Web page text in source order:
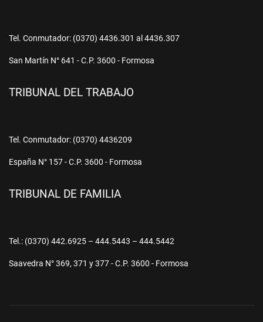
Tel. Conmutador: (0370) 4436.301 al 4436.307
San Martín N° 641 - C.P. 3600 - Formosa
TRIBUNAL DEL TRABAJO
Tel. Conmutador: (0370) 4436209
España N° 157 - C.P. 3600 - Formosa
TRIBUNAL DE FAMILIA
Tel.: (0370) 442.6925 – 444.5443 – 444.5442
Saavedra N° 369, 371 y 377 - C.P. 3600 - Formosa